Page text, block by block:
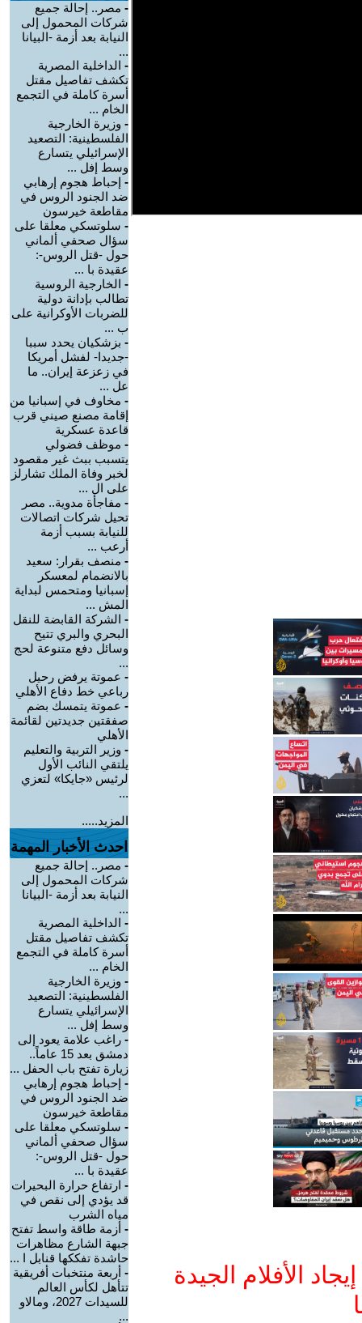
الأفلام الجيدة
- مصر.. إحالة جميع
شركات المحمول إلى
النيابة بعد أزمة -البيانا
...
- الداخلية المصرية
تكشف تفاصيل مقتل
أسرة كاملة في التجمع
الخام ...
- وزيرة الخارجية
الفلسطينية: التصعيد
الإسرائيلي يتسارع
وسط إفل ...
- إحباط هجوم إرهابي
ضد الجنود الروس في
مقاطعة خيرسون
- سلوتسكي معلقا على
سؤال صحفي ألماني
حول -قتل الروس-:
عقيدة با ...
- الخارجية الروسية
تطالب بإدانة دولية
للضربات الأوكرانية على
ب ...
- بزشكيان يحدد سببا
-جديدا- لفشل أمريكا
في زعزعة إيران.. ما
عل ...
- مخاوف في إسبانيا من
إقامة مصنع صيني قرب
قاعدة عسكرية
- موظف فضولي
يتسبب ببث غير مقصود
لخبر وفاة الملك تشارلز
على ال ...
- مفاجأة مدوية.. مصر
تحيل شركات اتصالات
للنيابة بسبب أزمة
أرعب ...
- منصف بقرار: سعيد
بالانضمام لمعسكر
إسبانيا ومتحمس لبداية
المش ...
- الشركة القابضة للنقل
البحري والبري تتيح
وسائل دفع متنوعة لحج
...
- عموتة يرفض رحيل
رباعي خط دفاع الأهلي
- عموتة يتمسك بضم
صفقتين جديدتين لقائمة
الأهلي
- وزير التربية والتعليم
يلتقي النائب الأول
لرئيس «جايكا» لتعزي
...
المزيد.....
احدث الأخبار المهمة
- مصر.. إحالة جميع
شركات المحمول إلى
النيابة بعد أزمة -البيانا
...
- الداخلية المصرية
تكشف تفاصيل مقتل
أسرة كاملة في التجمع
الخام ...
- وزيرة الخارجية
الفلسطينية: التصعيد
الإسرائيلي يتسارع
وسط إفل ...
- راغب علامة يعود إلى
دمشق بعد 15 عاماً..
زيارة تفتح باب الحفل ...
- إحباط هجوم إرهابي
ضد الجنود الروس في
مقاطعة خيرسون
- سلوتسكي معلقا على
سؤال صحفي ألماني
حول -قتل الروس-:
عقيدة با ...
- ارتفاع حرارة البحيرات
قد يؤدي إلى نقص في
مياه الشرب
- أزمة طاقة واسط تفتح
جبهة الشارع مظاهرات
حاشدة تفككها قنابل ا ...
- أربعة منتخبات أفريقية
تتأهل لكأس العالم
للسيدات 2027، ومالاو
...